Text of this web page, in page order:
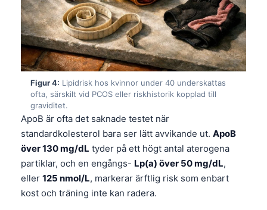
Figur 4: Lipidrisk hos kvinnor under 40 underskattas
ofta, särskilt vid PCOS eller riskhistorik kopplad till
graviditet.
ApoB är ofta det saknade testet när
standardkolesterol bara ser lätt avvikande ut. ApoB
över 130 mg/dL tyder på ett högt antal aterogena
partiklar, och en engångs- Lp(a) över 50 mg/dL,
eller 125 nmol/L, markerar ärftlig risk som enbart
kost och träning inte kan radera.